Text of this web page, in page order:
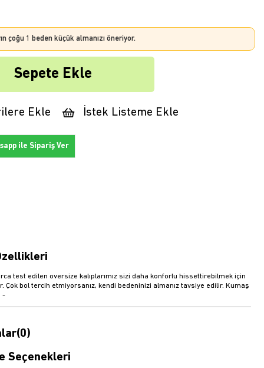
çoğu 1 beden küçük almanızı öneriyor.
Ekle İstek Listeme Ekle
ile Sipariş Ver
test edilen oversize kalıplarımız sizi daha konforlu hissettirebilmek için
Çok bol tercih etmiyorsanız, kendi bedeninizi almanız tavsiye edilir. Kumaş
-
(0)
Seçenekleri